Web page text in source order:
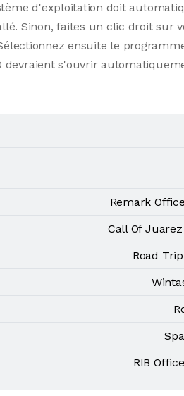
d'exploitation doit
Sinon, faites un clic droit sur
ensuite le
devraient s'ouvrir
Remark
Call Of
Road
RIB